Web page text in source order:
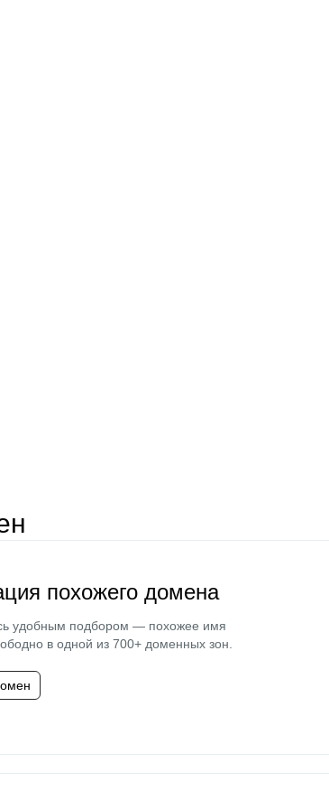
похожего домена
удобным подбором — похожее имя
в одной из 700+ доменных зон.